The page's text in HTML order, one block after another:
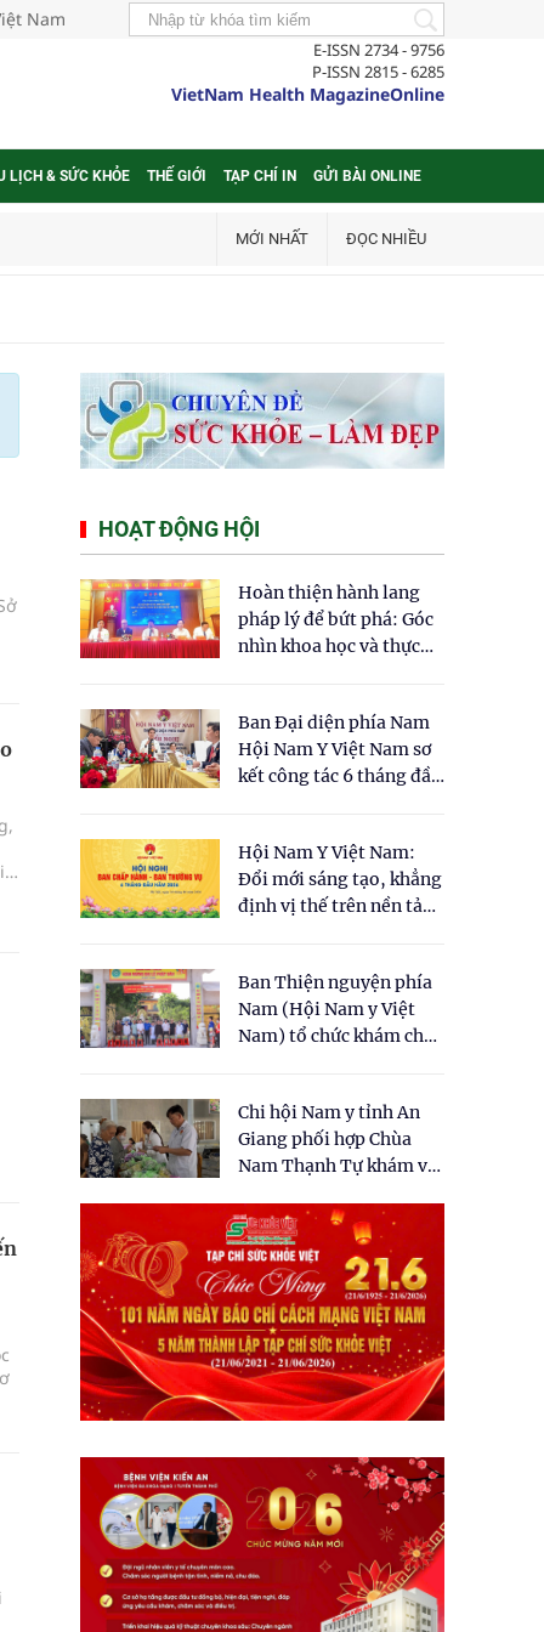
Nam
E-ISSN 2734 - 9756
P-ISSN 2815 - 6285
VietNam Health MagazineOnline
LỊCH & SỨC KHỎE THẾ GIỚI TẠP CHÍ IN GỬI BÀI ONLINE
MỚI NHẤT ĐỌC NHIỀU
HOẠT ĐỘNG HỘI
Hoàn thiện hành lang
pháp lý để bứt phá: Góc
nhìn khoa học và thực
cho Luật Y dược cổ
truyền Việt Nam"
Ban Đại diện phía Nam
Hội Nam Y Việt Nam sơ
kết công tác 6 tháng đầu
Hội Nam Y Việt Nam:
Đổi mới sáng tạo, khẳng
định vị thế trên nền tảng
Ban Thiện nguyện phía
Nam (Hội Nam y Việt
Nam) tổ chức khám chữa
dân tại xã Tân Tập
Chi hội Nam y tỉnh An
Giang phối hợp Chùa
Nam Thạnh Tự khám và
nhân dân